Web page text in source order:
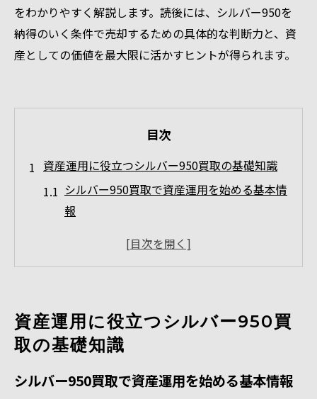
をわかりやすく解説します。読後には、シルバー950を
納得のいく条件で売却するための具体的な判断力と、資
産としての価値を最大限に活かすヒントが得られます。
目次
資産運用に役立つシルバー950買取の基礎知識
シルバー950買取で資産運用を始める基本情
報
貴金属シルバー買取の基礎と相場の見方を
シルバー950の特徴とデメリットを理解しよ
う
シルバー買取値段の変動を把握するコツ
資産運用に役立つシルバー950買
取の基礎知識
シルバー950買取で資産運用を始める基本情報